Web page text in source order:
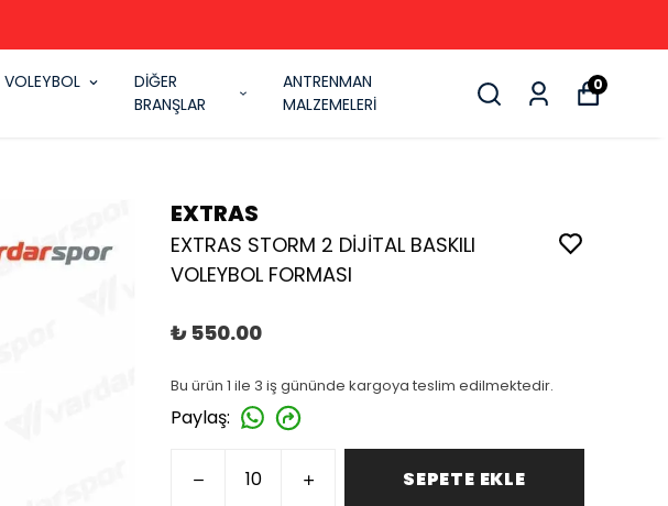
VOLEYBOL
DİĞER
BRANŞLAR
ANTRENMAN
MALZEMELERİ
0
EXTRAS
EXTRAS STORM 2 DİJİTAL BASKILI
VOLEYBOL FORMASI
₺ 550.00
Bu ürün 1 ile 3 iş gününde kargoya teslim edilmektedir.
Paylaş:
SEPETE EKLE